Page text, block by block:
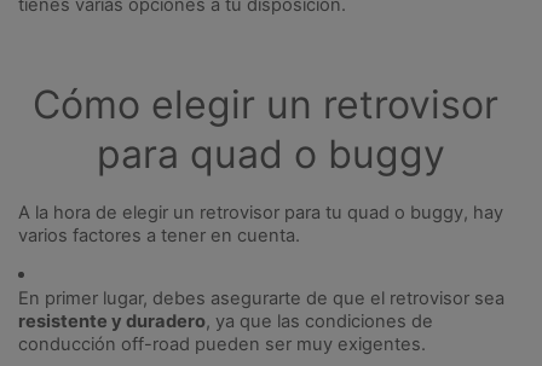
tienes varias opciones a tu disposición.
Cómo elegir un retrovisor
para quad o buggy
A la hora de elegir un retrovisor para tu quad o buggy, hay
varios factores a tener en cuenta.
resistente y duradero, ya que las condiciones de
conducción off-road pueden ser muy exigentes.